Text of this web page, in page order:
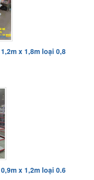
x 1,8m loại 0,8
x 1,2m loại 0.6